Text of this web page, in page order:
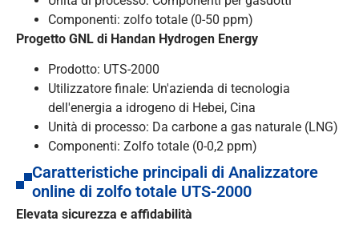
Componenti: zolfo totale (0-50 ppm)
Progetto GNL di Handan Hydrogen Energy
Prodotto: UTS-2000
Utilizzatore finale: Un'azienda di tecnologia
dell'energia a idrogeno di Hebei, Cina
Unità di processo: Da carbone a gas naturale (LNG)
Componenti: Zolfo totale (0-0,2 ppm)
Caratteristiche principali di Analizzatore
online di zolfo totale UTS-2000
Elevata sicurezza e affidabilità